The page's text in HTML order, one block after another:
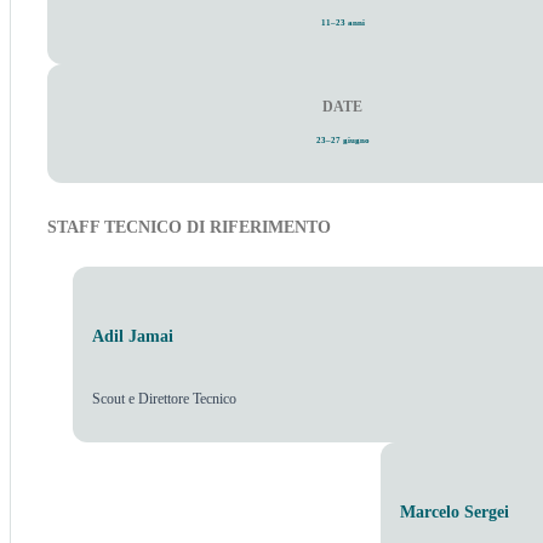
11–23 anni
DATE
23–27 giugno
STAFF TECNICO DI RIFERIMENTO
Adil Jamai
Scout e Direttore Tecnico
Marcelo Sergei